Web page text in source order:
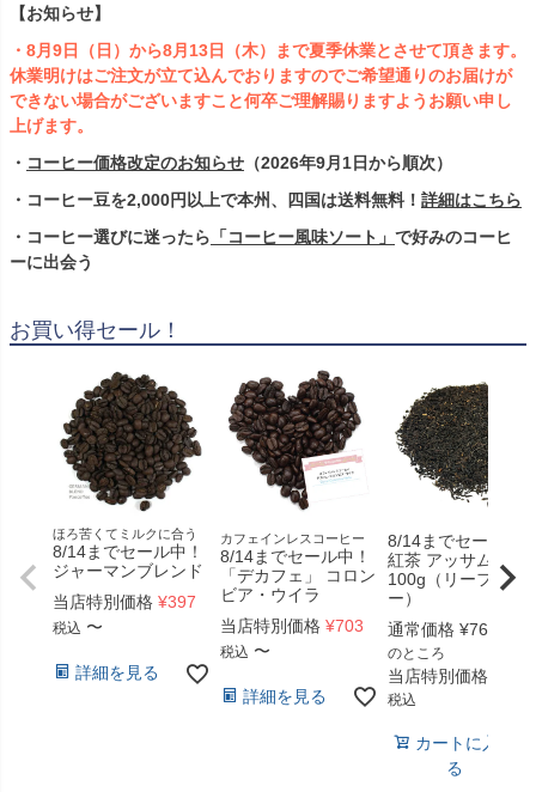
【お知らせ】
・8月9日（日）から8月13日（木）まで夏季休業とさせて頂きます。
休業明けはご注文が立て込んでおりますのでご希望通りのお届けが
できない場合がございますこと何卒ご理解賜りますようお願い申し
上げます。
・ コーヒー価格改定のお知らせ （2026年9月1日から順次）
・コーヒー豆を2,000円以上で本州、四国は送料無料！ 詳細はこちら
・コーヒー選びに迷ったら 「コーヒー風味ソート」 で好みのコーヒ
ーに出会う
お買い得セール！
ほろ苦くてミルクに合う
8/14までセール中！
ジャーマンブレンド
当店特別価格 ¥397
税込 〜
詳細を見る
カフェインレスコーヒー
8/14までセール中！
「デカフェ」 コロン
ビア・ウイラ
当店特別価格 ¥703
税込 〜
詳細を見る
8/14までセール中
紅茶 アッサム
100g（リーフティ
ー）
通常価格 ¥762
のところ
当店特別価格
税込
カートに入れ
る